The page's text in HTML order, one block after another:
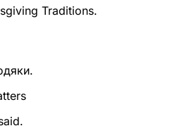
Traditions.